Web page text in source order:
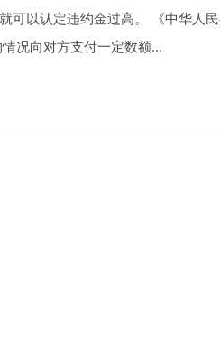
可以认定违约金过高。 《中华人
况向对方支付一定数额…